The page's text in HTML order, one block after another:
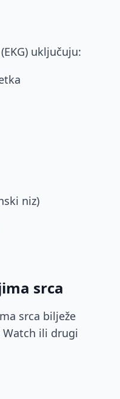
uključuju:
niz)
srca
srca bilježe
ili drugi